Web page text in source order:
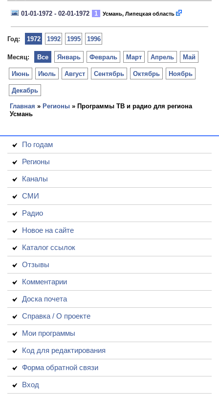
01-01-1972 - 02-01-1972 1 Усмань, Липецкая область
Год: 1972 1992 1995 1996
Месяц: Январь Февраль Март Апрель Май
Июнь Июль Август Сентябрь Октябрь Ноябрь
Декабрь
Все
Главная » Регионы » Программы ТВ и радио для региона
Усмань
По годам
Регионы
Каналы
СМИ
Радио
Новое на сайте
Каталог ссылок
Отзывы
Комментарии
Доска почета
Справка / О проекте
Мои программы
Код для редактирования
Форма обратной связи
Вход